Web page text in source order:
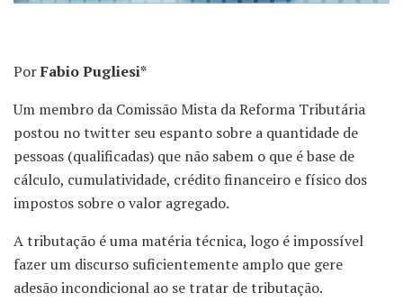
PorFabio Pugliesi*
Um membro da Comissão Mista da Reforma Tributária
postou no twitter seu espanto sobre a quantidade de
pessoas (qualificadas) que não sabem o que é base de
cálculo, cumulatividade, crédito financeiro e físico dos
impostos sobre o valor agregado.
A tributação é uma matéria técnica, logo é impossível
fazer um discurso suficientemente amplo que gere
adesão incondicional ao se tratar de tributação.